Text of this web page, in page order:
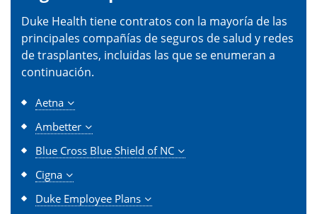
Duke Health tiene contratos con la mayoría de las
principales compañías de seguros de salud y redes
de trasplantes, incluidas las que se enumeran a
continuación.
Aetna
Ambetter
Blue Cross Blue Shield of NC
Cigna
Duke Employee Plans